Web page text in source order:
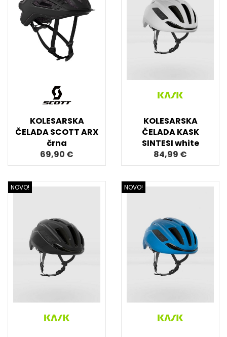
KOLESARSKA
ČELADA SCOTT ARX
črna
69,90 €
KOLESARSKA
ČELADA KASK
SINTESI white
84,99 €
NOVO! NOVO!